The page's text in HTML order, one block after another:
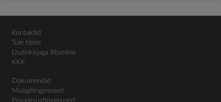
Kontaktid
Tule tööle
Uudiskirjaga liitumine
KKK
Dokumendid
Müügitingimused